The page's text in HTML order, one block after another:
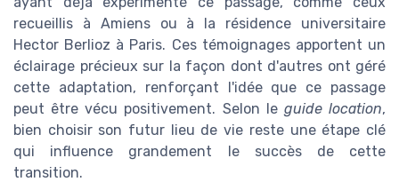
recueillis à Amiens ou à la résidence universitaire
Hector Berlioz à Paris. Ces témoignages apportent un
éclairage précieux sur la façon dont d'autres ont géré
cette adaptation, renforçant l'idée que ce passage
peut être vécu positivement. Selon le guide location,
bien choisir son futur lieu de vie reste une étape clé
qui influence grandement le succès de cette
transition.